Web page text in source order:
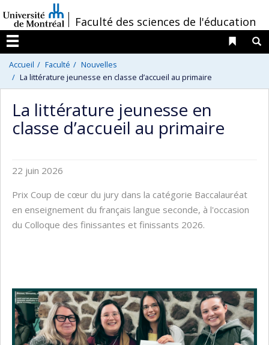
au
contenu
/Faculté des sciences de l'éducation
Menu
Liens
Accueil Faculté
Nouvelles
La littérature jeunesse en classe d’accueil au primaire
La littérature jeunesse en
classe d’accueil au primaire
22 juin 2026
Prix Coup de cœur du jury dans la catégorie Baccalauréat
en enseignement du français langue seconde, à l'occasion
du Colloque des finissantes et finissants 2026.